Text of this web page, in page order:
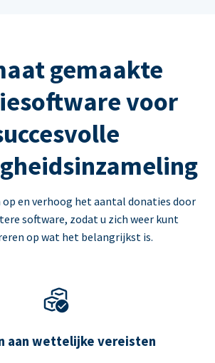
gemaakte
voor
en verhoog het aantal donaties door
software, zodat u zich weer kunt
op wat het belangrijkst is.
aan wettelijke vereisten